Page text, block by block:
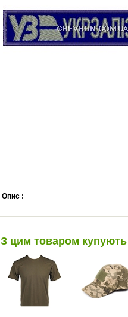
Опис :
З цим товаром купують